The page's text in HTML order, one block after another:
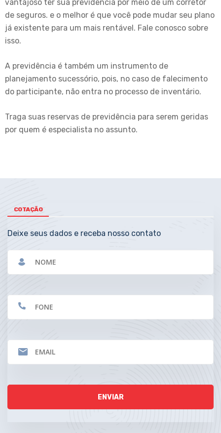
vantajoso ter sua previdência por meio de um corretor
de seguros. e o melhor é que você pode mudar seu plano
já existente para um mais rentável. Fale conosco sobre
isso.
A previdência é também um instrumento de
planejamento sucessório, pois, no caso de falecimento
do participante, não entra no processo de inventário.
Traga suas reservas de previdência para serem geridas
por quem é especialista no assunto.
COTAÇÃO
Deixe seus dados e receba nosso contato